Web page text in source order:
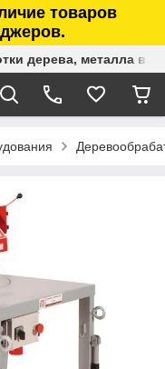
товаров
дерева, металла в